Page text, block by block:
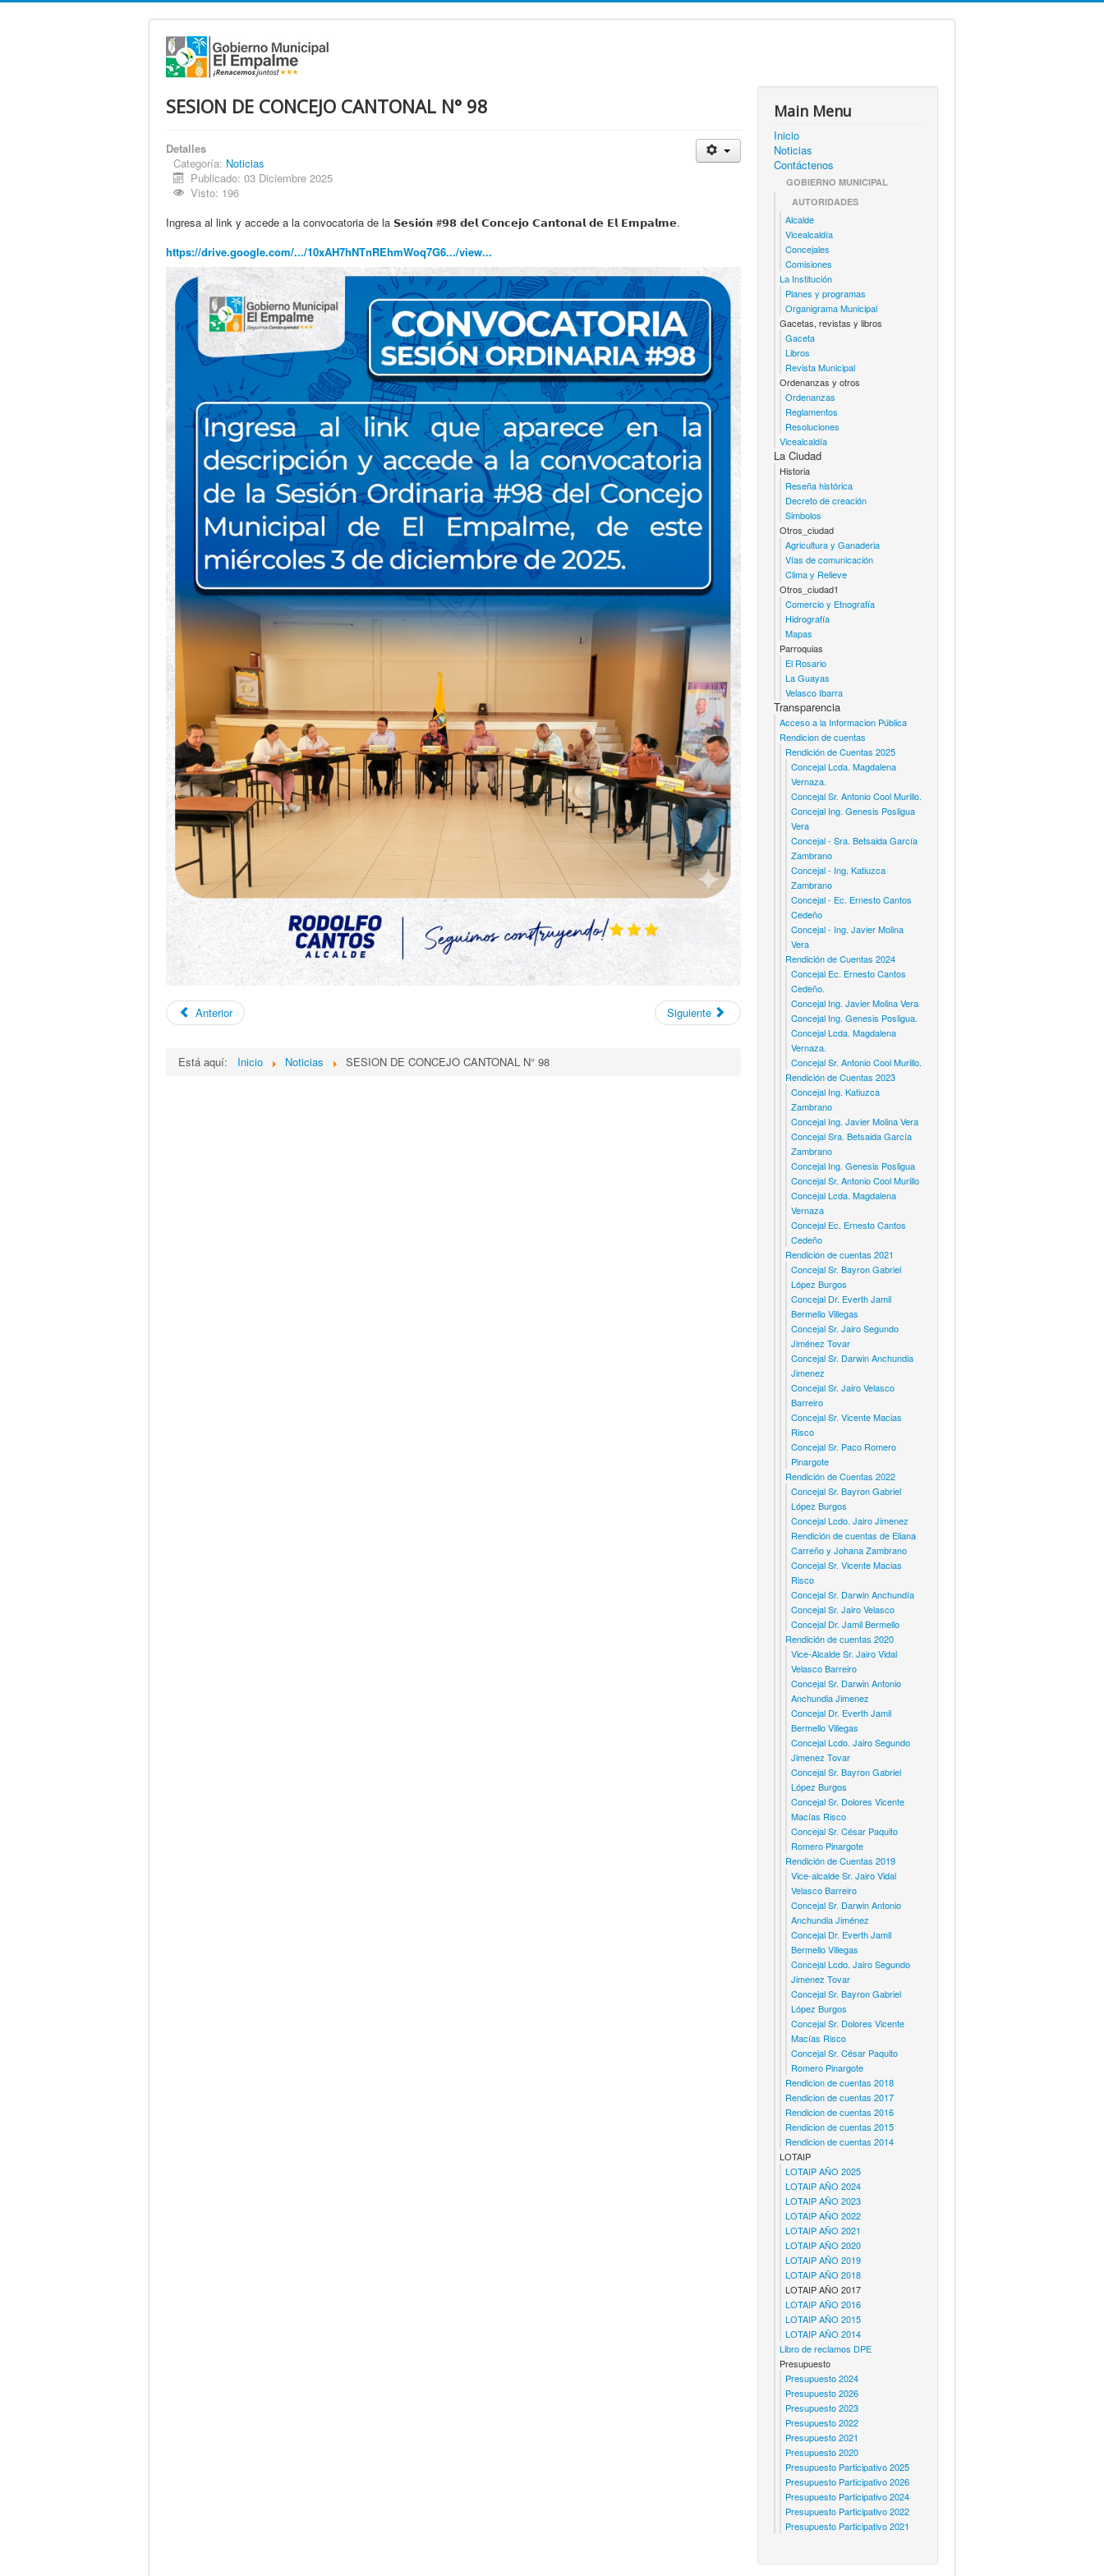
SESION DE CONCEJO CANTONAL N° 98
Detalles
Categoría: Noticias
Publicado: 03 Diciembre 2025
Visto: 196
Ingresa al link y accede a la convocatoria de la 𝗦𝗲𝘀𝗶𝗼́𝗻 #𝟵𝟴 𝗱𝗲𝗹 𝗖𝗼𝗻𝗰𝗲𝗷𝗼 𝗖𝗮𝗻𝘁𝗼𝗻𝗮𝗹 𝗱𝗲 𝗘𝗹 𝗘𝗺𝗽𝗮𝗹𝗺𝗲.
https://drive.google.com/.../10xAH7hNTnREhmWoq7G6.../view...
Anterior Siguiente
Está aquí: Inicio Noticias SESION DE CONCEJO CANTONAL N° 98
Main Menu
Inicio
Noticias
Contáctenos
GOBIERNO MUNICIPAL
AUTORIDADES
Alcalde
Vicealcaldía
Concejales
Comisiones
La Institución
Planes y programas
Organigrama Municipal
Gacetas, revistas y libros
Gaceta
Libros
Revista Municipal
Ordenanzas y otros
Ordenanzas
Reglamentos
Resoluciones
Vicealcaldía
La Ciudad
Historia
Reseña histórica
Decreto de creación
Simbolos
Otros_ciudad
Agricultura y Ganaderia
Vías de comunicación
Clima y Relieve
Otros_ciudad1
Comercio y Etnografía
Hidrografía
Mapas
Parroquias
El Rosario
La Guayas
Velasco Ibarra
Transparencia
Acceso a la Informacion Pública
Rendicion de cuentas
Rendición de Cuentas 2025
Concejal Lcda. Magdalena
Vernaza.
Concejal Sr. Antonio Cool Murillo.
Concejal Ing. Genesis Posligua
Vera
Concejal - Sra. Betsaida García
Zambrano
Concejal - Ing. Katiuzca
Zambrano
Concejal - Ec. Ernesto Cantos
Cedeño
Concejal - Ing. Javier Molina
Vera
Rendición de Cuentas 2024
Concejal Ec. Ernesto Cantos
Cedeño.
Concejal Ing. Javier Molina Vera
Concejal Ing. Genesis Posligua.
Concejal Lcda. Magdalena
Vernaza.
Concejal Sr. Antonio Cool Murillo.
Rendición de Cuentas 2023
Concejal Ing. Katiuzca
Zambrano
Concejal Ing. Javier Molina Vera
Concejal Sra. Betsaida García
Zambrano
Concejal Ing. Genesis Posligua
Concejal Sr. Antonio Cool Murillo
Concejal Lcda. Magdalena
Vernaza
Concejal Ec. Ernesto Cantos
Cedeño
Rendición de cuentas 2021
Concejal Sr. Bayron Gabriel
López Burgos
Concejal Dr. Everth Jamil
Bermello Villegas
Concejal Sr. Jairo Segundo
Jiménez Tovar
Concejal Sr. Darwin Anchundia
Jimenez
Concejal Sr. Jairo Velasco
Barreiro
Concejal Sr. Vicente Macias
Risco
Concejal Sr. Paco Romero
Pinargote
Rendición de Cuentas 2022
Concejal Sr. Bayron Gabriel
López Burgos
Concejal Lcdo. Jairo Jimenez
Rendición de cuentas de Eliana
Carreño y Johana Zambrano
Concejal Sr. Vicente Macias
Risco
Concejal Sr. Darwin Anchundía
Concejal Sr. Jairo Velasco
Concejal Dr. Jamil Bermello
Rendición de cuentas 2020
Vice-Alcalde Sr. Jairo Vidal
Velasco Barreiro
Concejal Sr. Darwin Antonio
Anchundia Jimenez
Concejal Dr. Everth Jamil
Bermello Villegas
Concejal Lcdo. Jairo Segundo
Jimenez Tovar
Concejal Sr. Bayron Gabriel
López Burgos
Concejal Sr. Dolores Vicente
Macías Risco
Concejal Sr. César Paquito
Romero Pinargote
Rendición de Cuentas 2019
Vice-alcalde Sr. Jairo Vidal
Velasco Barreiro
Concejal Sr. Darwin Antonio
Anchundia Jiménez
Concejal Dr. Everth Jamil
Bermello Villegas
Concejal Lcdo. Jairo Segundo
Jimenez Tovar
Concejal Sr. Bayron Gabriel
López Burgos
Concejal Sr. Dolores Vicente
Macías Risco
Concejal Sr. César Paquito
Romero Pinargote
Rendicion de cuentas 2018
Rendicion de cuentas 2017
Rendicion de cuentas 2016
Rendicion de cuentas 2015
Rendicion de cuentas 2014
LOTAIP
LOTAIP AÑO 2025
LOTAIP AÑO 2024
LOTAIP AÑO 2023
LOTAIP AÑO 2022
LOTAIP AÑO 2021
LOTAIP AÑO 2020
LOTAIP AÑO 2019
LOTAIP AÑO 2018
LOTAIP AÑO 2017
LOTAIP AÑO 2016
LOTAIP AÑO 2015
LOTAIP AÑO 2014
Libro de reclamos DPE
Presupuesto
Presupuesto 2024
Presupuesto 2026
Presupuesto 2023
Presupuesto 2022
Presupuesto 2021
Presupuesto 2020
Presupuesto Participativo 2025
Presupuesto Participativo 2026
Presupuesto Participativo 2024
Presupuesto Participativo 2022
Presupuesto Participativo 2021